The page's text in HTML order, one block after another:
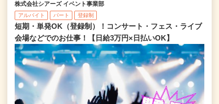
株式会社シアーズ イベント事業部
アルバイト パート 登録制
短期・単発OK（登録制）！コンサート・フェス・ライブ
会場などでのお仕事！【日給3万円×日払いOK】